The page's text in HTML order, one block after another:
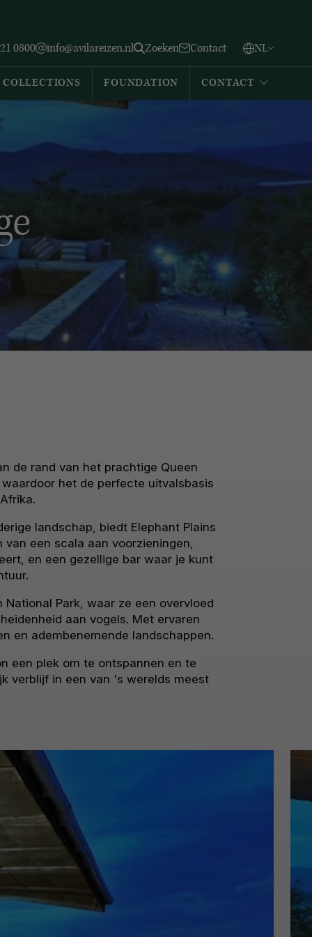
0800 info@avilareizen.nl Zoeken Contact NL
Español
COLLECTIONS FOUNDATION CONTACT
de rand van het prachtige Queen
het de perfecte uitvalsbasis
landschap, biedt Elephant Plains
een scala aan voorzieningen,
en een gezellige bar waar je kunt
Park, waar ze een overvloed
aan vogels. Met ervaren
en adembenemende landschappen.
een plek om te ontspannen en te
verblijf in een van 's werelds meest